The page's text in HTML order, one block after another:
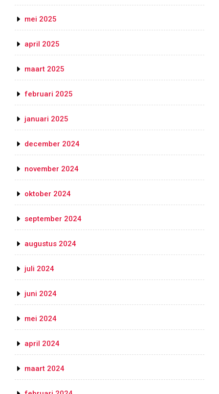
mei 2025
april 2025
maart 2025
februari 2025
januari 2025
december 2024
november 2024
oktober 2024
september 2024
augustus 2024
juli 2024
juni 2024
mei 2024
april 2024
maart 2024